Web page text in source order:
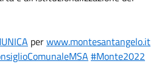
perwww.montesantangelo.it
#Monte2022